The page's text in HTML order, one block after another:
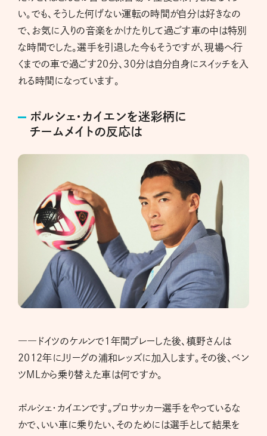
い。でも、そうした何げない運転の時間が自分は好きなの
で、お気に入りの音楽をかけたりして過ごす車の中は特別
な時間でした。選手を引退した今もそうですが、現場へ行
くまでの車で過ごす20分、30分は自分自身にスイッチを入
れる時間になっています。
ポルシェ・カイエンを迷彩柄に
チームメイトの反応は
――ドイツのケルンで1年間プレーした後、槙野さんは
2012年にJリーグの浦和レッズに加入します。その後、ベン
ツMLから乗り替えた車は何ですか。
ポルシェ・カイエンです。プロサッカー選手をやっているな
かで、いい車に乗りたい、そのためには選手として結果を